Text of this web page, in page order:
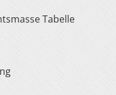
Tabelle